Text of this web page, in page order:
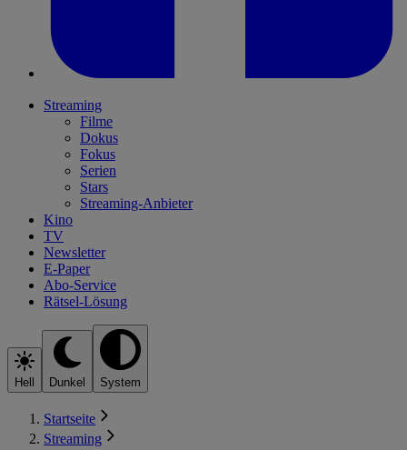
Streaming
Filme
Dokus
Fokus
Serien
Stars
Streaming-Anbieter
Kino
TV
Newsletter
E-Paper
Abo-Service
Rätsel-Lösung
Hell Dunkel System
Startseite
Streaming